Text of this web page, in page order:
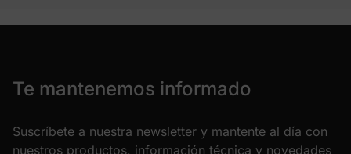
Te mantenemos informado
Suscríbete a nuestra newsletter y mantente al día con
nuestros productos, información técnica y novedades